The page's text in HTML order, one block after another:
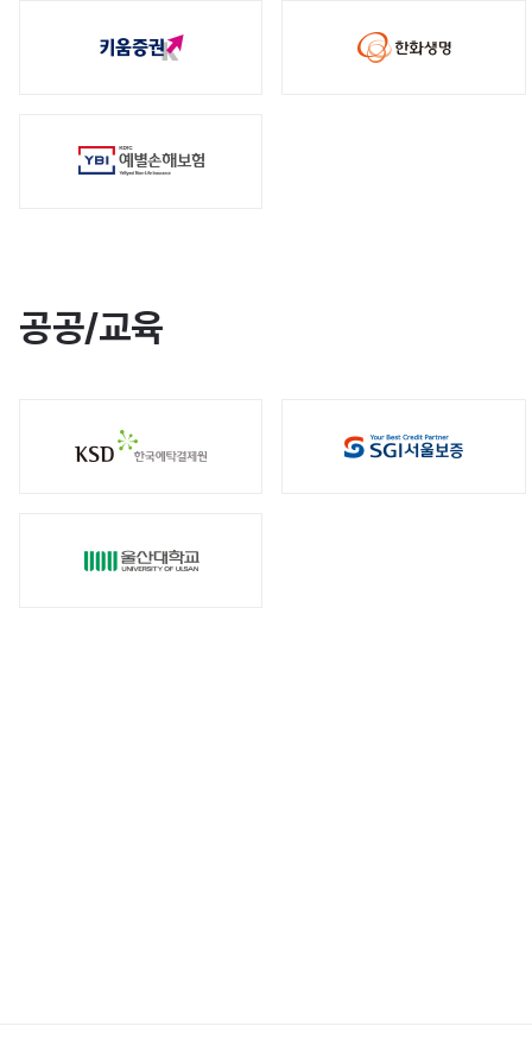
공공/교육